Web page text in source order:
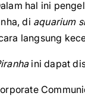
hal ini
di aquarium
langsung
ini dapat